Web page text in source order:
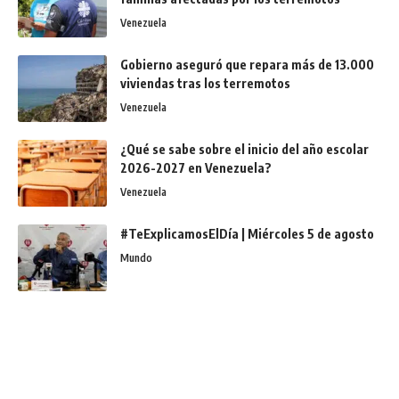
Venezuela
Gobierno aseguró que repara más de 13.000
viviendas tras los terremotos
Venezuela
¿Qué se sabe sobre el inicio del año escolar
2026-2027 en Venezuela?
Venezuela
#TeExplicamosElDía | Miércoles 5 de agosto
Mundo